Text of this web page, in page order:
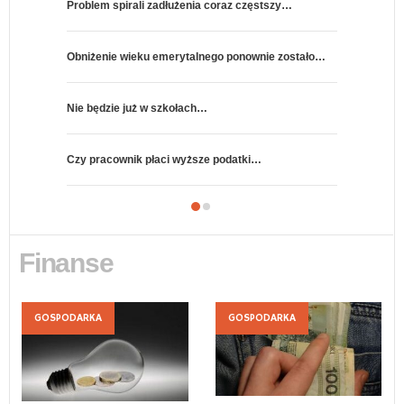
Problem spirali zadłużenia coraz częstszy…
Obniżenie wieku emerytalnego ponownie zostało…
Nie będzie już w szkołach…
Czy pracownik płaci wyższe podatki…
Finanse
FINANSE
GOSPODARKA FINANSE
GOSPODARKA